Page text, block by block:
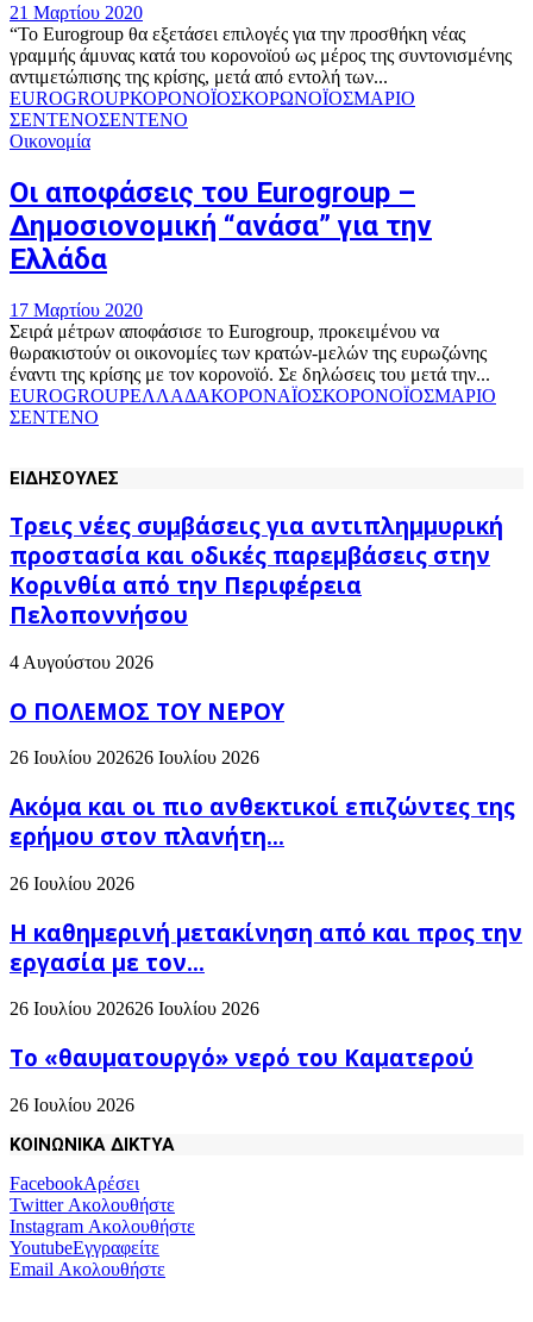
21 Μαρτίου 2020
“Το Eurogroup θα εξετάσει επιλογές για την προσθήκη νέας
γραμμής άμυνας κατά του κορονοϊού ως μέρος της συντονισμένης
αντιμετώπισης της κρίσης, μετά από εντολή των...
EUROGROUPΚΟΡΟΝΟΪΟΣΚΟΡΩΝΟΪΟΣΜΑΡΙΟ
ΣΕΝΤΕΝΟΣΕΝΤΕΝΟ
Οικονομία
Οι αποφάσεις του Eurogroup –
Δημοσιονομική “ανάσα” για την
Ελλάδα
17 Μαρτίου 2020
Σειρά μέτρων αποφάσισε το Eurogroup, προκειμένου να
θωρακιστούν οι οικονομίες των κρατών-μελών της ευρωζώνης
έναντι της κρίσης με τον κορονοϊό. Σε δηλώσεις του μετά την...
EUROGROUPΕΛΛΑΔΑΚΟΡΟΝΑΪΟΣΚΟΡΟΝΟΪΟΣΜΑΡΙΟ
ΣΕΝΤΕΝΟ
ΕΙΔΗΣΟΥΛΕΣ
Τρεις νέες συμβάσεις για αντιπλημμυρική
προστασία και οδικές παρεμβάσεις στην
Κορινθία από την Περιφέρεια
Πελοποννήσου
4 Αυγούστου 2026
Ο ΠΟΛΕΜΟΣ ΤΟΥ ΝΕΡΟΥ
26 Ιουλίου 202626 Ιουλίου 2026
Ακόμα και οι πιο ανθεκτικοί επιζώντες της
ερήμου στον πλανήτη...
26 Ιουλίου 2026
H καθημερινή μετακίνηση από και προς την
εργασία με τον...
26 Ιουλίου 202626 Ιουλίου 2026
Το «θαυματουργό» νερό του Καματερού
26 Ιουλίου 2026
ΚΟΙΝΩΝΙΚΑ ΔΙΚΤΥΑ
FacebookΑρέσει
TwitterΑκολουθήστε
Instagram Ακολουθήστε
YoutubeΕγγραφείτε
Email Ακολουθήστε